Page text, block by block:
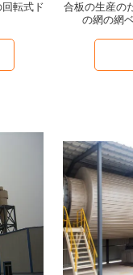
転式ド
合板の生産の
の網の網